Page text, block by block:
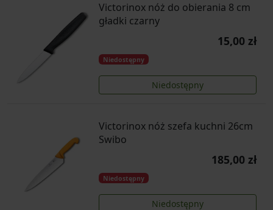
Victorinox nóż do obierania 8 cm
gładki czarny
15,00 zł
Niedostępny
Niedostępny
Victorinox nóż szefa kuchni 26cm
Swibo
185,00 zł
Niedostępny
Niedostępny